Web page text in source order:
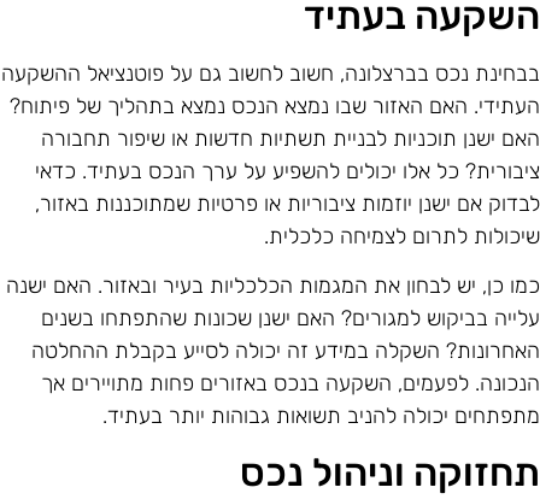
בעתיד
נכס בברצלונה, חשוב לחשוב גם על פוטנציאל ההשקעה
האם האזור שבו נמצא הנכס נמצא בתהליך של פיתוח?
ישנן תוכניות לבניית תשתיות חדשות או שיפור תחבורה
כל אלו יכולים להשפיע על ערך הנכס בעתיד. כדאי
אם ישנן יוזמות ציבוריות או פרטיות שמתוכננות באזור,
לתרום לצמיחה כלכלית.
כן, יש לבחון את המגמות הכלכליות בעיר ובאזור. האם ישנה
בביקוש למגורים? האם ישנן שכונות שהתפתחו בשנים
השקלה במידע זה יכולה לסייע בקבלת ההחלטה
לפעמים, השקעה בנכס באזורים פחות מתויירים אך
יכולה להניב תשואות גבוהות יותר בעתיד.
וניהול נכס